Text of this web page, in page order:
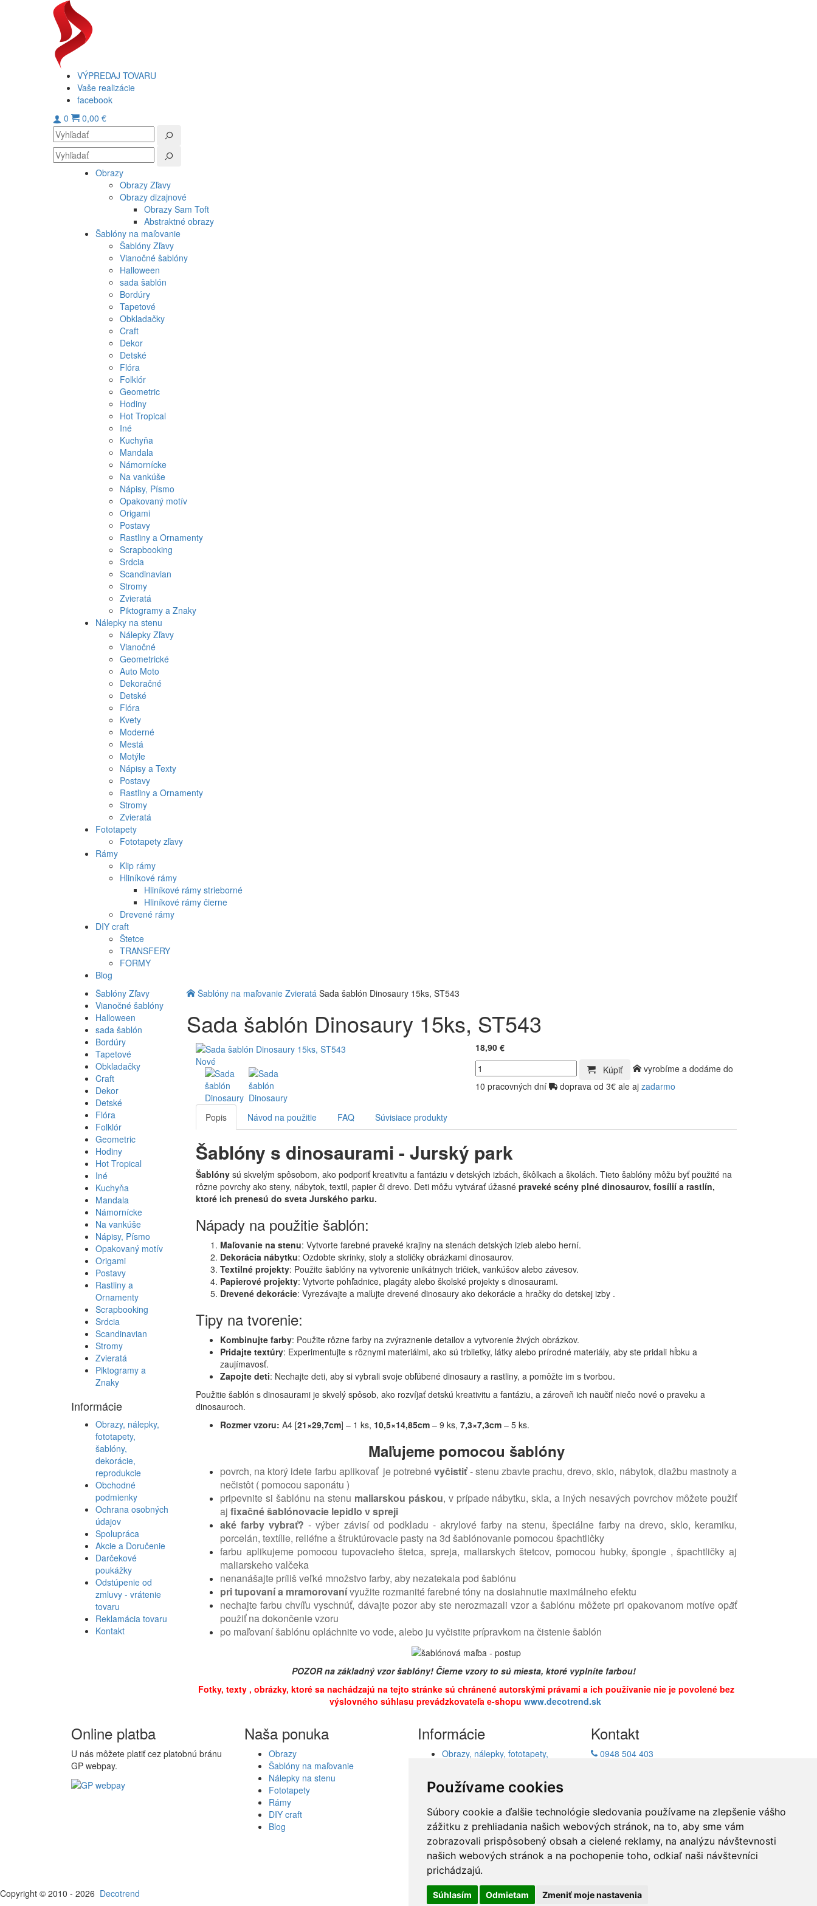
Používame cookies
Súbory cookie a ďalšie technológie sledovania používame na zlepšenie vášho
zážitku z prehliadania našich webových stránok, na to, aby sme vám
zobrazovali prispôsobený obsah a cielené reklamy, na analýzu návštevnosti
našich webových stránok a na pochopenie toho, odkiaľ naši návštevníci
prichádzajú.
Súhlasím Odmietam Zmeniť moje nastavenia
VÝPREDAJ TOVARU
Vaše realizácie
facebook
0
0,00 €
Obrazy
Obrazy Zľavy
Obrazy dizajnové
Obrazy Sam Toft
Abstraktné obrazy
Šablóny na maľovanie
Šablóny Zľavy
Vianočné šablóny
Halloween
sada šablón
Bordúry
Tapetové
Obkladačky
Craft
Dekor
Detské
Flóra
Folklór
Geometric
Hodiny
Hot Tropical
Iné
Kuchyňa
Mandala
Námornícke
Na vankúše
Nápisy, Písmo
Opakovaný motív
Origami
Postavy
Rastliny a Ornamenty
Scrapbooking
Srdcia
Scandinavian
Stromy
Zvieratá
Piktogramy a Znaky
Nálepky na stenu
Nálepky Zľavy
Vianočné
Geometrické
Auto Moto
Dekoračné
Detské
Flóra
Kvety
Moderné
Mestá
Motýle
Nápisy a Texty
Postavy
Rastliny a Ornamenty
Stromy
Zvieratá
Fototapety
Fototapety zľavy
Rámy
Klip rámy
Hliníkové rámy
Hliníkové rámy strieborné
Hliníkové rámy čierne
Drevené rámy
DIY craft
Štetce
TRANSFERY
FORMY
Blog
Šablóny Zľavy
Vianočné šablóny
Halloween
sada šablón
Bordúry
Tapetové
Obkladačky
Craft
Dekor
Detské
Flóra
Folklór
Geometric
Hodiny
Hot Tropical
Iné
Kuchyňa
Mandala
Námornícke
Na vankúše
Nápisy, Písmo
Opakovaný motív
Origami
Postavy
Rastliny a
Ornamenty
Scrapbooking
Srdcia
Scandinavian
Stromy
Zvieratá
Piktogramy a
Znaky
Informácie
Obrazy, nálepky,
fototapety,
šablóny,
dekorácie,
reprodukcie
Obchodné
podmienky
Ochrana osobných
údajov
Spolupráca
Akcie a Doručenie
Darčekové
poukážky
Odstúpenie od
zmluvy - vrátenie
tovaru
Reklamácia tovaru
Kontakt
Šablóny na maľovanie Zvieratá Sada šablón Dinosaury 15ks, ST543
Sada šablón Dinosaury 15ks, ST543
Nové
18,90 €
Kúpiť
vyrobíme a dodáme do
10 pracovných dní
doprava od 3€ ale aj zadarmo
Popis Návod na použitie FAQ Súvisiace produkty
Šablóny s dinosaurami - Jurský park
Šablóny sú skvelým spôsobom, ako podporiť kreativitu a fantáziu v detských izbách, škôlkach a školách. Tieto šablóny môžu byť použité na
rôzne povrchy ako steny, nábytok, textil, papier či drevo. Deti môžu vytvárať úžasné praveké scény plné dinosaurov, fosílií a rastlín,
ktoré ich prenesú do sveta Jurského parku.
Nápady na použitie šablón:
Maľovanie na stenu: Vytvorte farebné praveké krajiny na stenách detských izieb alebo herní.
Dekorácia nábytku: Ozdobte skrinky, stoly a stoličky obrázkami dinosaurov.
Textilné projekty: Použite šablóny na vytvorenie unikátnych tričiek, vankúšov alebo závesov.
Papierové projekty: Vytvorte pohľadnice, plagáty alebo školské projekty s dinosaurami.
Drevené dekorácie: Vyrezávajte a maľujte drevené dinosaury ako dekorácie a hračky do detskej izby .
Tipy na tvorenie:
Kombinujte farby: Použite rôzne farby na zvýraznenie detailov a vytvorenie živých obrázkov.
Pridajte textúry: Experimentujte s rôznymi materiálmi, ako sú trblietky, látky alebo prírodné materiály, aby ste pridali hĺbku a
zaujímavosť.
Zapojte deti: Nechajte deti, aby si vybrali svoje obľúbené dinosaury a rastliny, a pomôžte im s tvorbou.
Použitie šablón s dinosaurami je skvelý spôsob, ako rozvíjať detskú kreativitu a fantáziu, a zároveň ich naučiť niečo nové o praveku a
dinosauroch.
Rozmer vzoru: A4 [21×29,7cm] – 1 ks, 10,5×14,85cm – 9 ks, 7,3×7,3cm – 5 ks.
Maľujeme pomocou šablóny
povrch, na ktorý idete farbu aplikovať je potrebnévyčistiť- stenu zbavte prachu, drevo, sklo, nábytok, dlažbu mastnoty a
nečistôt ( pomocou saponátu )
pripevnite si šablónu na stenu maliarskou páskou, v prípade nábytku, skla, a iných nesavých povrchov môžete použiť
aj fixačné šablónovacie lepidlo v spreji
aké farby vybrať? - výber závisí od podkladu - akrylové farby na stenu, špeciálne farby na drevo, sklo, keramiku,
porcelán, textílie, reliéfne a štruktúrovacie pasty na 3d šablónovanie pomocou špachtličky
farbu aplikujeme pomocou tupovacieho štetca, spreja, maliarskych štetcov, pomocou hubky, špongie , špachtličky aj
maliarskeho valčeka
nenanášajte príliš veľké množstvo farby, aby nezatekala pod šablónu
pri tupovaní a mramorovanívyužite rozmanité farebné tóny na dosiahnutie maximálneho efektu
nechajte farbu chvíľu vyschnúť, dávajte pozor aby ste nerozmazali vzor a šablónu môžete pri opakovanom motíve opäť
použiť na dokončenie vzoru
po maľovaní šablónu opláchnite vo vode, alebo ju vyčistite prípravkom na čistenie šablón
POZOR na základný vzor šablóny! Čierne vzory to sú miesta, ktoré vyplníte farbou!
Fotky, texty , obrázky, ktoré sa nachádzajú na tejto stránke sú chránené autorskými právami a ich používanie nie je povolené bez
výslovného súhlasu prevádzkovateľa e-shopu www.decotrend.sk
Online platba
U nás môžete platiť cez platobnú bránu
GP webpay.
Naša ponuka
Obrazy
Šablóny na maľovanie
Nálepky na stenu
Fototapety
Rámy
DIY craft
Blog
Informácie
Obrazy, nálepky, fototapety,
Ochrana osobných údajov
Akcie a Doručenie
Darčekové poukážky
Odstúpenie od zmluvy - vrátenie
tovaru
Reklamácia tovaru
Kontakt
Kontakt
0948 504 403
Copyright © 2010 - 2026 Decotrend